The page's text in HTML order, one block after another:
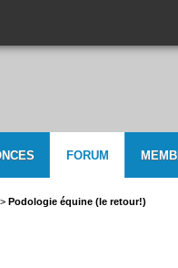
FORUM
> Podologie équine (le retour!)